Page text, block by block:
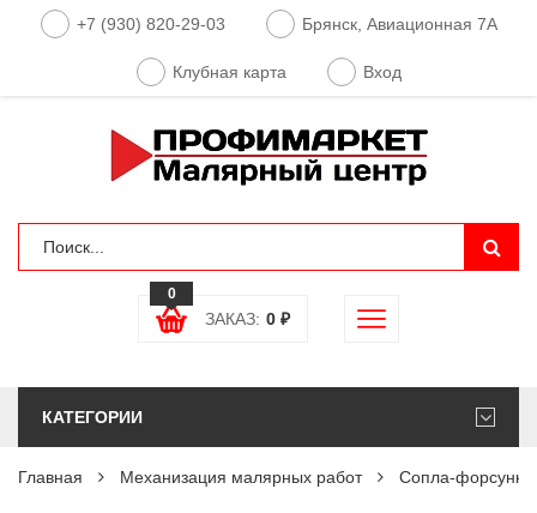
+7 (930) 820-29-03 Брянск, Авиационная 7А
Клубная карта Вход
0
ЗАКАЗ: 0 ₽
КАТЕГОРИИ
Главная Механизация малярных работ Сопла-форсунки